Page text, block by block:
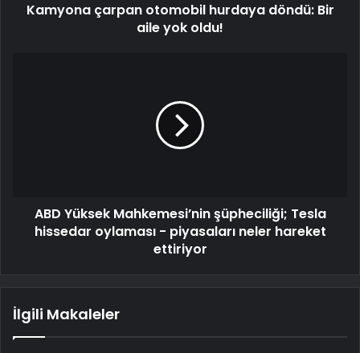
Kamyona çarpan otomobil hurdaya döndü: Bir
aile yok oldu!
ABD Yüksek Mahkemesi’nin şüpheciliği; Tesla
hissedar oylaması - piyasaları neler hareket
ettiriyor
İlgili Makaleler